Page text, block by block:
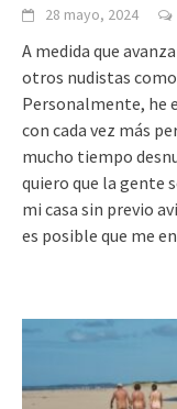
28 mayo, 2024
A medida que
otros nudistas
Personalmente, he
con cada vez más
mucho tiempo
quiero que la gente
mi casa sin previo
es posible que me